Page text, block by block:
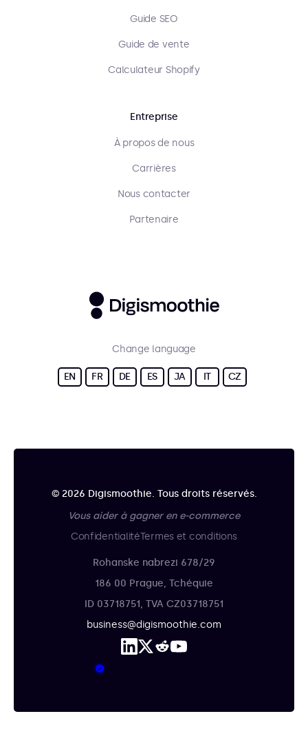
Guide SEO
Guide de vente
Calculateur Shopify
Entreprise
À propos de nous
Carrières
Nous contacter
Partenaire
Change language
EN FR DE ES JA IT CZ
© 2026 Digismoothie. Tous droits réservés.
Vous aider à gagner en e-commerce
ConfidentialitéTermes et conditions
Rohanske nabrezi 678/29
186 00 Prague, Tchéquie
ID 03718751, TVA CZ03718751
business@digismoothie.com